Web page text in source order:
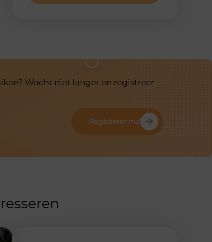
Wacht niet langer en registreer
Registreer nu!